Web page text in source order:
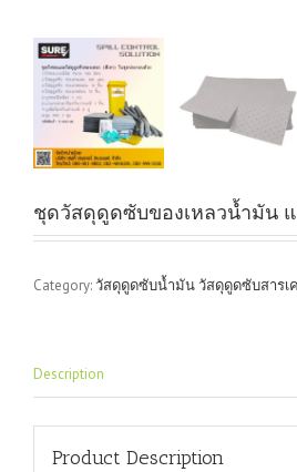
ชุดวัสดุดูดซับของเหลวน้ำมัน
Category:วัสดุดูดซับน้ำมัน วัสดุดูดซับสารเ
Description
Product Description